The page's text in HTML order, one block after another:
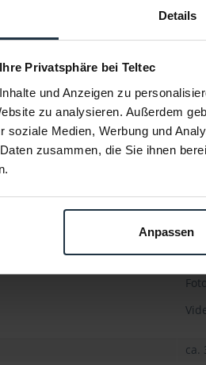
Details
Privatsphäre bei Teltec
und Anzeigen zu
zu analysieren. Außerdem
soziale Medien, Werbung und
zusammen, die Sie ihnen
Anpassen
zum Zeitpunkt des Verkaufs
abschließen.
ca.